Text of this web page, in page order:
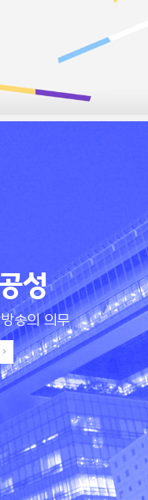
성
송의 의무